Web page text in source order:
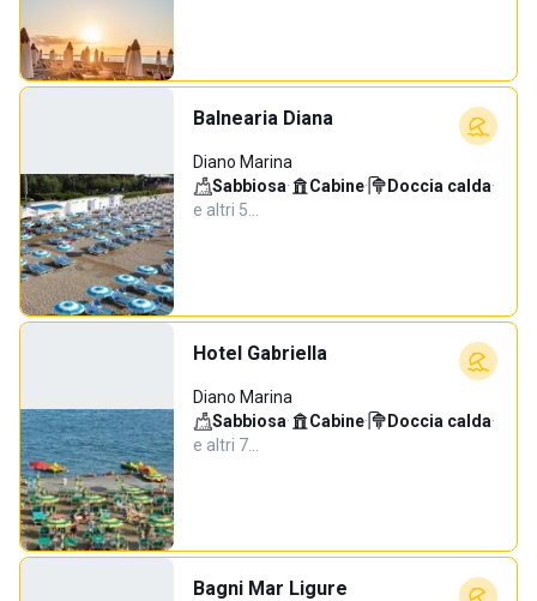
Balnearia Diana
Diano Marina
Sabbiosa· Cabine· Doccia calda·
e altri 5…
Hotel Gabriella
Diano Marina
Sabbiosa· Cabine· Doccia calda·
e altri 7…
Bagni Mar Ligure